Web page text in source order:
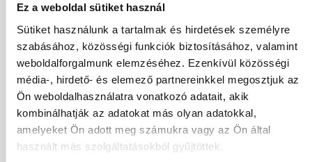
Ez a weboldal sütiket használ
Sütiket használunk a tartalmak és hirdetések személyre
szabásához, közösségi funkciók biztosításához, valamint
weboldalforgalmunk elemzéséhez. Ezenkívül közösségi
média-, hirdető- és elemező partnereinkkel megosztjuk az
Ön weboldalhasználatra vonatkozó adatait, akik
kombinálhatják az adatokat más olyan adatokkal,
amelyeket Ön adott meg számukra vagy az Ön által
használt más szolgáltatásokból gyűjtöttek.
légvárait?
A Gangaru szafari légvárait az eventiparban jellemző
intenzív használatra terveztük. A konstrukciók
tartósságot, funkcionalitást és olyan esztétikát
ötvöznek, amely kültéren és promóciós anyagokban
egyaránt jól működik. Ezek olyan megoldások
vállalkozások számára, amelyeknek a valós
munkakörülményekhez igazított felszerelésre van
szükségük.